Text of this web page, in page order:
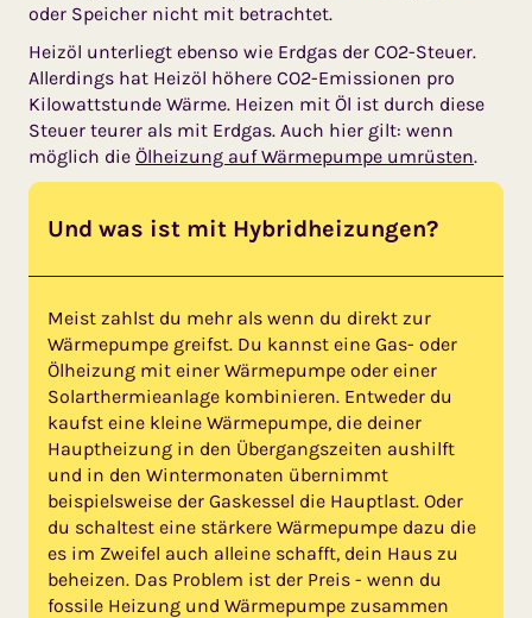
oder Speicher nicht mit betrachtet.
Heizöl unterliegt ebenso wie Erdgas der CO2-Steuer.
Allerdings hat Heizöl höhere CO2-Emissionen pro
Kilowattstunde Wärme. Heizen mit Öl ist durch diese
Steuer teurer als mit Erdgas. Auch hier gilt: wenn
möglich die Ölheizung auf Wärmepumpe umrüsten.
Und was ist mit Hybridheizungen?
Meist zahlst du mehr als wenn du direkt zur
Wärmepumpe greifst. Du kannst eine Gas- oder
Ölheizung mit einer Wärmepumpe oder einer
Solarthermieanlage kombinieren. Entweder du
kaufst eine kleine Wärmepumpe, die deiner
Hauptheizung in den Übergangszeiten aushilft
und in den Wintermonaten übernimmt
beispielsweise der Gaskessel die Hauptlast. Oder
du schaltest eine stärkere Wärmepumpe dazu die
es im Zweifel auch alleine schafft, dein Haus zu
beheizen. Das Problem ist der Preis - wenn du
fossile Heizung und Wärmepumpe zusammen